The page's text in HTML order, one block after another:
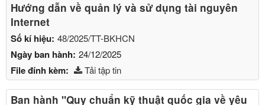
Hướng dẫn về quản lý và sử dụng tài nguyên
Internet
Số kí hiệu: 48/2025/TT-BKHCN
Ngày ban hành: 24/12/2025
File đính kèm: Tải tập tin
Ban hành "Quy chuẩn kỹ thuật quốc gia về yêu